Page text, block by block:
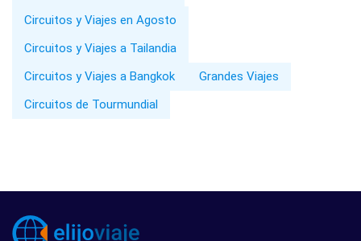
Circuitos y Viajes en Agosto
Circuitos y Viajes a Tailandia
Circuitos y Viajes a Bangkok
Grandes Viajes
Circuitos de Tourmundial